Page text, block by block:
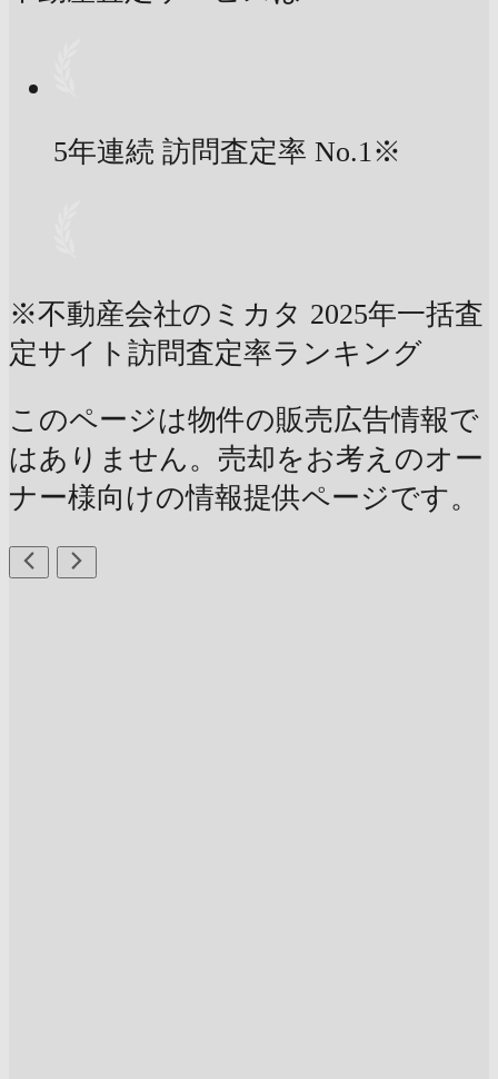
5年連続 訪問査定率 No.1※
※不動産会社のミカタ 2025年一括査
定サイト訪問査定率ランキング
このページは物件の販売広告情報で
はありません。売却をお考えのオー
ナー様向けの情報提供ページです。